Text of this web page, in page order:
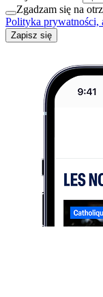
Zgadzam się na
Polityka prywatności,
Zapisz się